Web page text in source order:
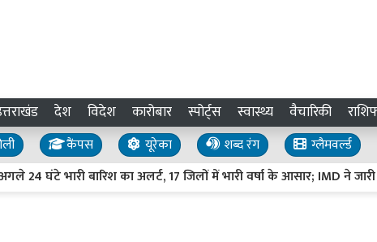
देश विदेश कारोबार स्पोर्ट्स स्वास्थ्य वैचारिकी
कैंपस यूरेका शब्द रंग
ग्लैमवर्ल्ड
घंटे भारी बारिश का अलर्ट, 17 जिलों में भारी वर्षा के आसार; IMD ने जारी